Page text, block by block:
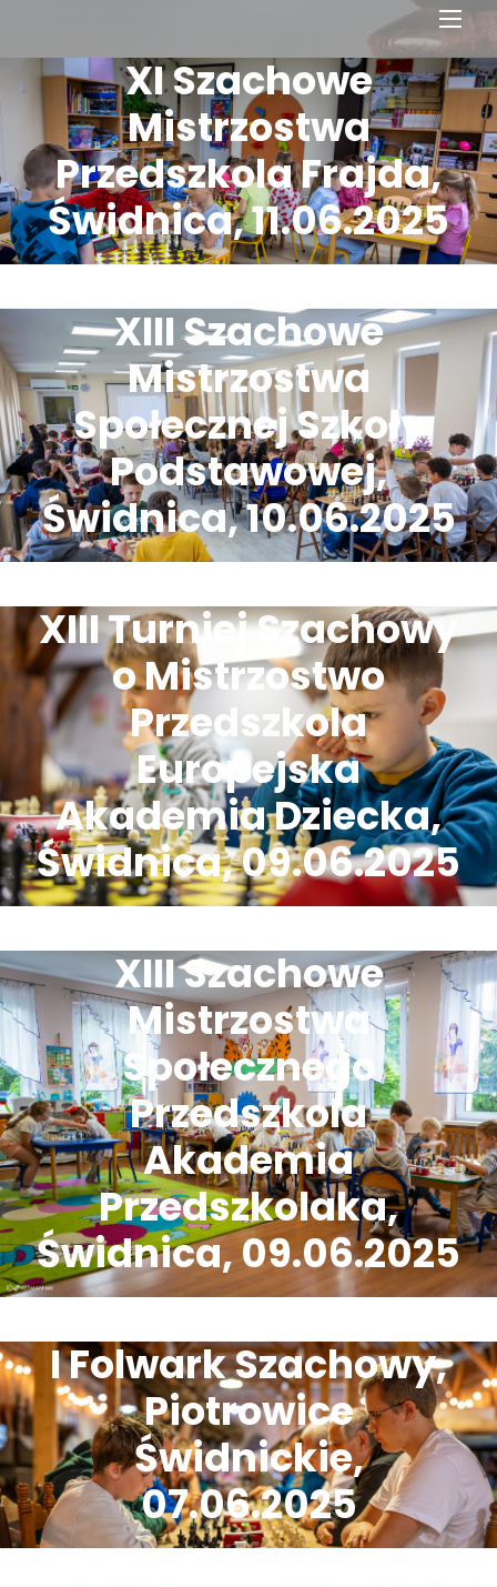
XI Szachowe
Mistrzostwa
Przedszkola Frajda,
Świdnica, 11.06.2025
XIII Szachowe
Mistrzostwa
Społecznej Szkoły
Podstawowej,
Świdnica, 10.06.2025
XIII Turniej Szachowy
o Mistrzostwo
Przedszkola
Europejska
Akademia Dziecka,
Świdnica, 09.06.2025
XIII Szachowe
Mistrzostwa
Społecznego
Przedszkola
Akademia
Przedszkolaka,
Świdnica, 09.06.2025
I Folwark Szachowy,
Piotrowice
Świdnickie,
07.06.2025